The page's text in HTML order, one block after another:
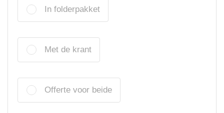
In folderpakket
Met de krant
Offerte voor beide